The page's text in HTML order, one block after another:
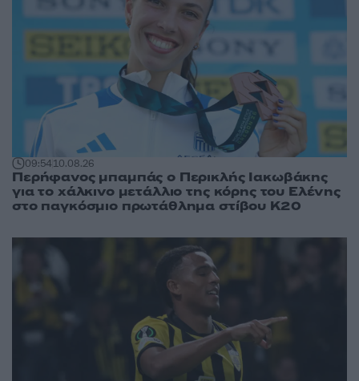
09:5410.08.26
Περήφανος μπαμπάς ο Περικλής Ιακωβάκης
για το χάλκινο μετάλλιο της κόρης του Ελένης
στο παγκόσμιο πρωτάθλημα στίβου Κ20